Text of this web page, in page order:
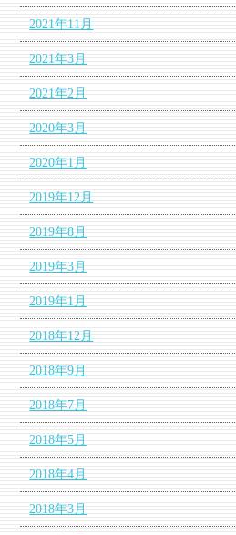
2021年11月
2021年3月
2021年2月
2020年3月
2020年1月
2019年12月
2019年8月
2019年3月
2019年1月
2018年12月
2018年9月
2018年7月
2018年5月
2018年4月
2018年3月